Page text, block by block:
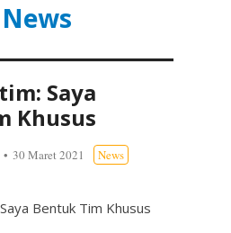
Saya
Khusus
30 Maret 2021 News
Bentuk Tim Khusus